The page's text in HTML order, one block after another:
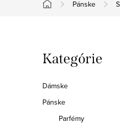
Domov
Pánske
o
č
n
Preskočiť
kategórie
Kategórie
Dámske
Pánske
Parfémy